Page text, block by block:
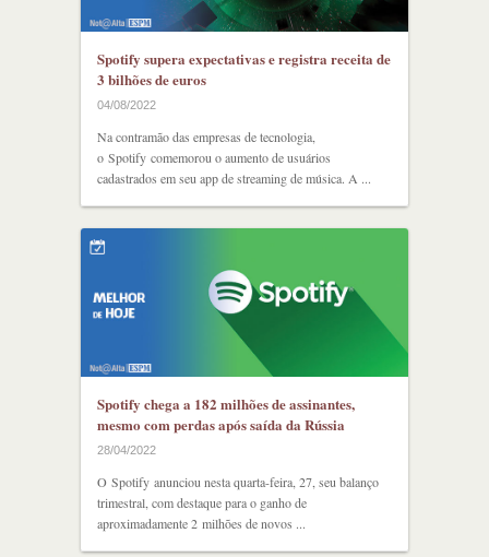
Spotify supera expectativas e registra receita de
3 bilhões de euros
04/08/2022
Na contramão das empresas de tecnologia,
o Spotify comemorou o aumento de usuários
cadastrados em seu app de streaming de música. A ...
Spotify chega a 182 milhões de assinantes,
mesmo com perdas após saída da Rússia
28/04/2022
O Spotify anunciou nesta quarta-feira, 27, seu balanço
trimestral, com destaque para o ganho de
aproximadamente 2 milhões de novos ...